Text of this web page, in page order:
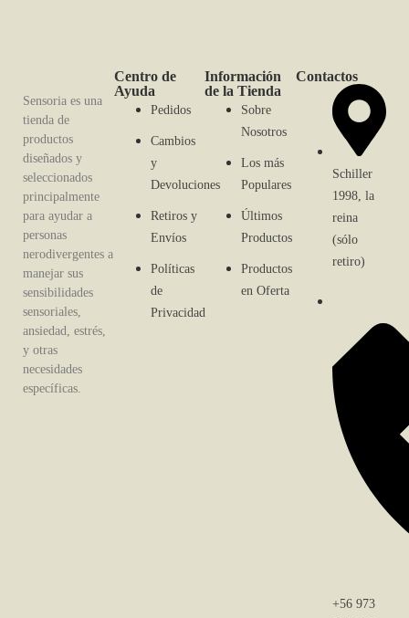
Sensoria es una
tienda de
productos
diseñados y
seleccionados
principalmente
para ayudar a
personas
nerodivergentes a
manejar sus
sensibilidades
sensoriales,
ansiedad, estrés,
y otras
necesidades
específicas.
Centro de
Ayuda
Pedidos
Cambios
y
Devoluciones
Retiros y
Envíos
Políticas
de
Privacidad
Información
de la Tienda
Sobre
Nosotros
Los más
Populares
Últimos
Productos
Productos
en Oferta
Contactos
Schiller
1998, la
reina
(sólo
retiro)
+56 973